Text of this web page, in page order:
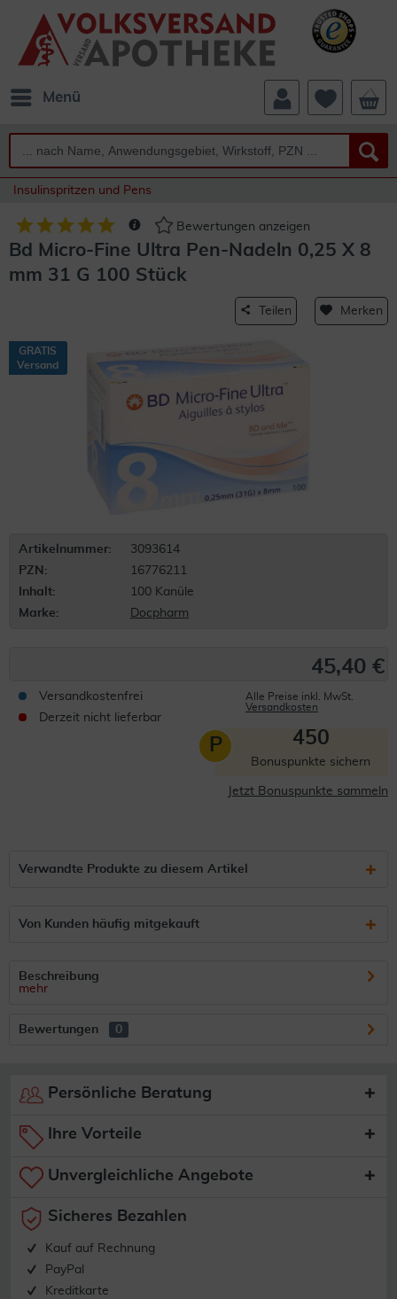
Menü
Insulinspritzen und Pens
Bewertungen anzeigen
Bd Micro-Fine Ultra Pen-Nadeln 0,25 X 8
mm 31 G 100 Stück
Teilen Merken
GRATIS
Versand
Artikelnummer:
3093614
PZN:
16776211
Inhalt:
100 Kanüle
Marke:
Docpharm
45,40 €
Versandkostenfrei
Derzeit nicht lieferbar
Alle Preise inkl. MwSt.
Versandkosten
P 450
Bonuspunkte sichern
Jetzt Bonuspunkte sammeln
Verwandte Produkte zu diesem Artikel
Von Kunden häufig mitgekauft
Beschreibung
mehr
Bewertungen 0
Persönliche Beratung
Ihre Vorteile
Unvergleichliche Angebote
Sicheres Bezahlen
Kauf auf Rechnung
PayPal
Kreditkarte